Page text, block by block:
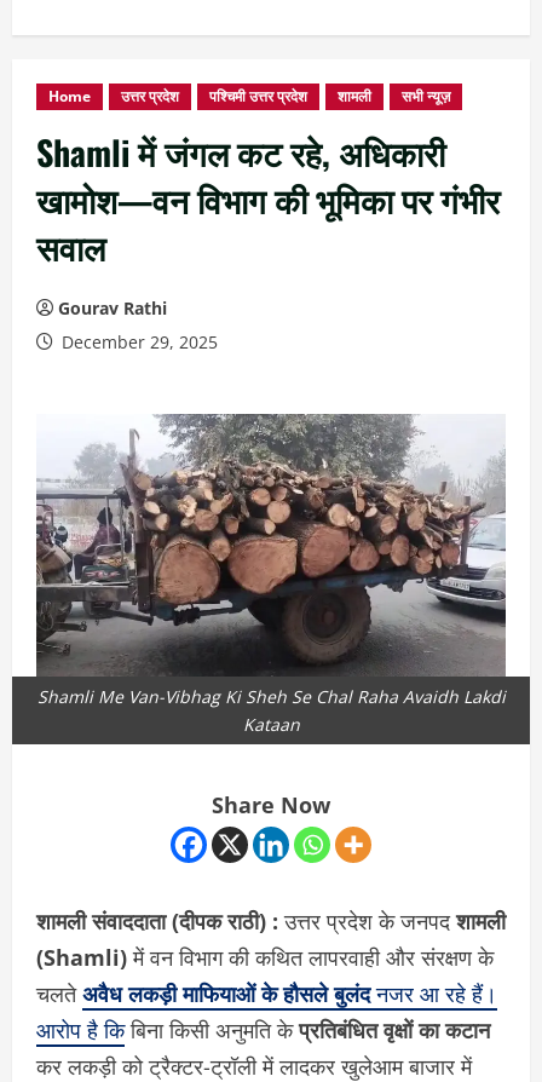
Home उत्तर प्रदेश पश्चिमी उत्तर प्रदेश शामली सभी न्यूज़
Shamli में जंगल कट रहे, अधिकारी
खामोश—वन विभाग की भूमिका पर गंभीर
सवाल
Gourav Rathi
December 29, 2025
Shamli Me Van-Vibhag Ki Sheh Se Chal Raha Avaidh Lakdi
Kataan
Share Now
शामली संवाददाता (दीपक राठी) :उत्तर प्रदेश के जनपदशामली
(Shamli)में वन विभाग की कथित लापरवाही और संरक्षण के
चलतेअवैध लकड़ी माफियाओं के हौसले बुलंदनजर आ रहे हैं।
आरोप है किबिना किसी अनुमति केप्रतिबंधित वृक्षों का कटान
कर लकड़ी को ट्रैक्टर-ट्रॉली में लादकर खुलेआम बाजार में